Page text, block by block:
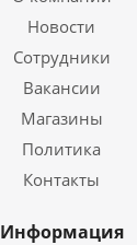
Новости
Сотрудники
Вакансии
Магазины
Политика
Контакты
Информация